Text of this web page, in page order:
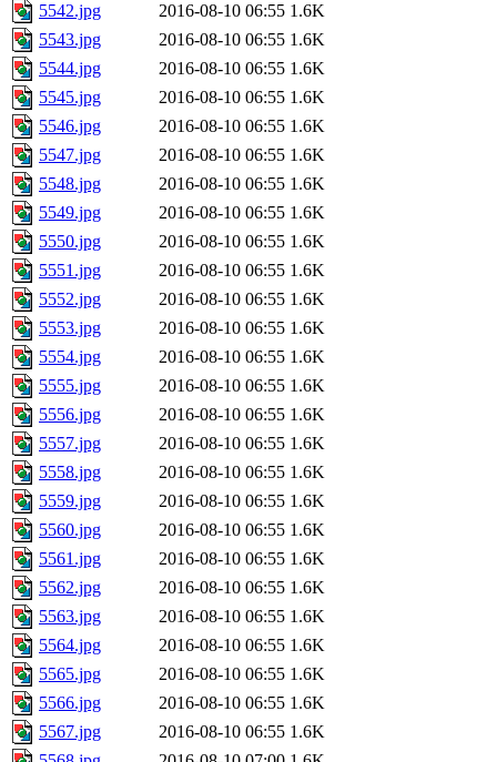
5542.jpg
2016-08-10 06:55 1.6K
5543.jpg
2016-08-10 06:55 1.6K
5544.jpg
2016-08-10 06:55 1.6K
5545.jpg
2016-08-10 06:55 1.6K
5546.jpg
2016-08-10 06:55 1.6K
5547.jpg
2016-08-10 06:55 1.6K
5548.jpg
2016-08-10 06:55 1.6K
5549.jpg
2016-08-10 06:55 1.6K
5550.jpg
2016-08-10 06:55 1.6K
5551.jpg
2016-08-10 06:55 1.6K
5552.jpg
2016-08-10 06:55 1.6K
5553.jpg
2016-08-10 06:55 1.6K
5554.jpg
2016-08-10 06:55 1.6K
5555.jpg
2016-08-10 06:55 1.6K
5556.jpg
2016-08-10 06:55 1.6K
5557.jpg
2016-08-10 06:55 1.6K
5558.jpg
2016-08-10 06:55 1.6K
5559.jpg
2016-08-10 06:55 1.6K
5560.jpg
2016-08-10 06:55 1.6K
5561.jpg
2016-08-10 06:55 1.6K
5562.jpg
2016-08-10 06:55 1.6K
5563.jpg
2016-08-10 06:55 1.6K
5564.jpg
2016-08-10 06:55 1.6K
5565.jpg
2016-08-10 06:55 1.6K
5566.jpg
2016-08-10 06:55 1.6K
5567.jpg
2016-08-10 06:55 1.6K